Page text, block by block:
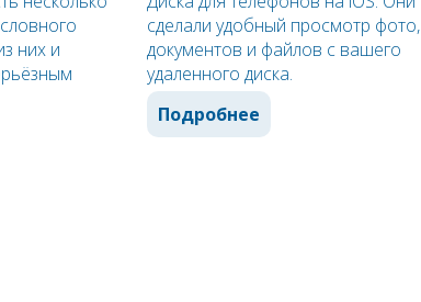
них и
сделали удобный просмотр фото,
документов и файлов с вашего
удаленного диска.
Подробнее